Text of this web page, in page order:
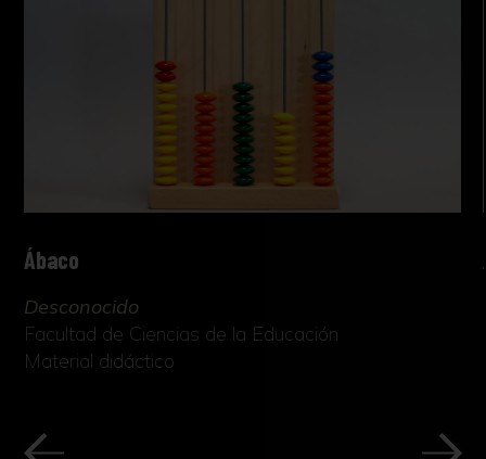
Ábaco
Desconocido
Facultad de Ciencias de la Educación
Material didáctico